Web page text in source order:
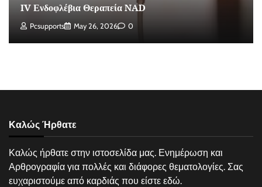
IV Ενδοφλέβια Θεραπεία NAD
Pcsupports May 26, 2026 0
Καλώς Ήρθατε
Καλώς ήρθατε στην ιστοσελίδα μας. Ενημέρωση και
Αρθρογραφία για πολλές και διάφορες θεματολογίες. Σας
ευχαριστούμε από καρδιάς που είστε εδώ.